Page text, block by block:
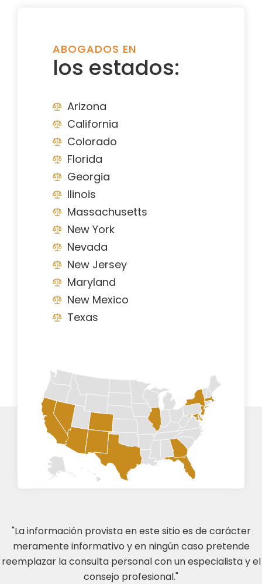
ABOGADOS EN
los estados:
Arizona
California
Colorado
Florida
Georgia
Ilinois
Massachusetts
New York
Nevada
New Jersey
Maryland
New Mexico
Texas
"La información provista en este sitio es de carácter
meramente informativo y en ningún caso pretende
reemplazar la consulta personal con un especialista y el
consejo profesional."